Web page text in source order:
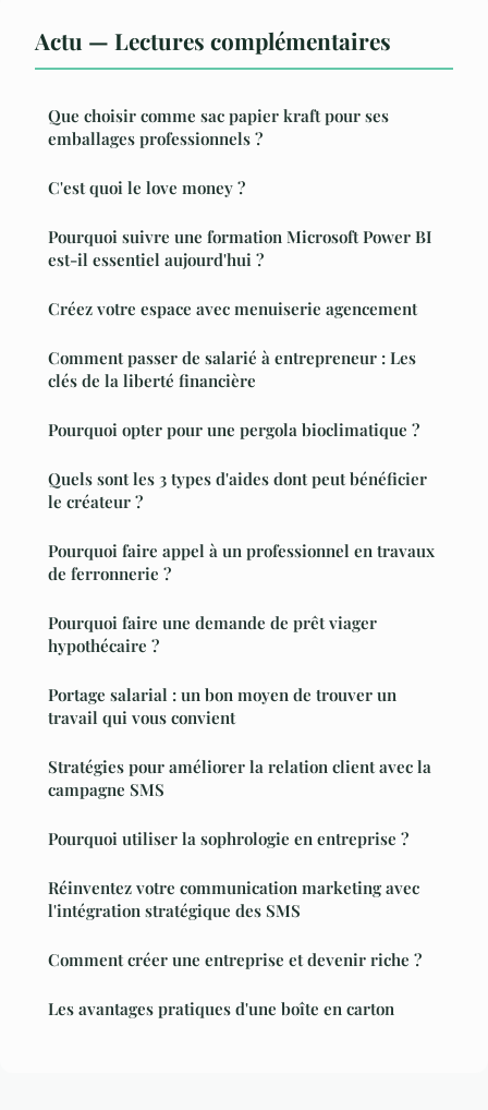
Actu — Lectures complémentaires
Que choisir comme sac papier kraft pour ses
emballages professionnels ?
C'est quoi le love money ?
Pourquoi suivre une formation Microsoft Power BI
est-il essentiel aujourd'hui ?
Créez votre espace avec menuiserie agencement
Comment passer de salarié à entrepreneur : Les
clés de la liberté financière
Pourquoi opter pour une pergola bioclimatique ?
Quels sont les 3 types d'aides dont peut bénéficier
le créateur ?
Pourquoi faire appel à un professionnel en travaux
de ferronnerie ?
Pourquoi faire une demande de prêt viager
hypothécaire ?
Portage salarial : un bon moyen de trouver un
travail qui vous convient
Stratégies pour améliorer la relation client avec la
campagne SMS
Pourquoi utiliser la sophrologie en entreprise ?
Réinventez votre communication marketing avec
l'intégration stratégique des SMS
Comment créer une entreprise et devenir riche ?
Les avantages pratiques d'une boîte en carton